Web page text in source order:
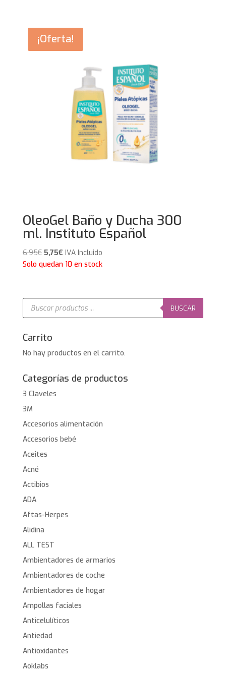
6,95€.5,90€.
¡Oferta!
OleoGel Baño y Ducha 300
ml. Instituto Español
6,95€ El
precio
6,95€.
5,75€El
precio
5,75€.
IVA Incluido
Solo quedan 10 en stock
Búsqueda
productos
BUSCAR
Carrito
No hay productos en el carrito.
Categorías de productos
3 Claveles
3M
Accesorios alimentación
Accesorios bebé
Aceites
Acné
Actibios
ADA
Aftas-Herpes
Alidina
ALL TEST
Ambientadores de armarios
Ambientadores de coche
Ambientadores de hogar
Ampollas faciales
Anticelulíticos
Antiedad
Antioxidantes
Aoklabs